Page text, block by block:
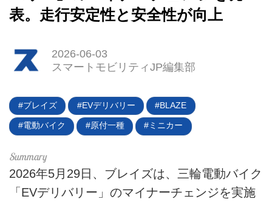
HOME
EV
電動バイク
ライフスタイル
表。走行安定性と安全性が向上
2026-06-03
スマートモビリティJP編集部
ブレイズ EVデリバリー BLAZE
電動バイク 原付一種 ミニカー
2026年5月29日、ブレイズは、三輪電動バイク
「EVデリバリー」のマイナーチェンジを実施